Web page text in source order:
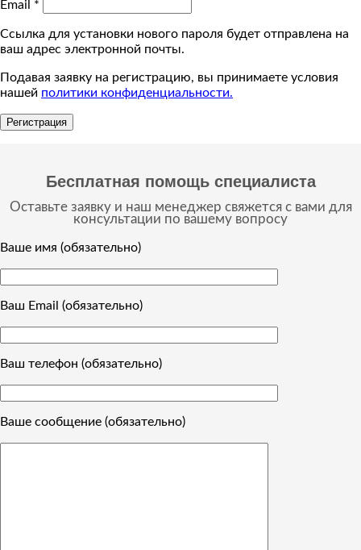
Email *
Ссылка для установки нового пароля будет отправлена ​​на
ваш адрес электронной почты.
Подавая заявку на регистрацию, вы принимаете условия
нашей политики конфиденциальности.
Регистрация
Бесплатная помощь специалиста
Оставьте заявку и наш менеджер свяжется с вами для
консультации по вашему вопросу
Ваше имя (обязательно)
Ваш Email (обязательно)
Ваш телефон (обязательно)
Ваше сообщение (обязательно)